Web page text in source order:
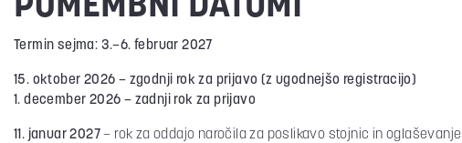
POMEMBNI DATUMI
Termin sejma: 3.–6. februar 2027
15. oktober 2026 – zgodnji rok za prijavo (z ugodnejšo registracijo)
1. december 2026 – zadnji rok za prijavo
11. januar 2027 – rok za oddajo naročila za poslikavo stojnic in oglaševanje